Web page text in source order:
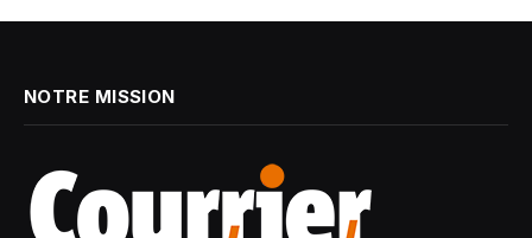
NOTRE MISSION